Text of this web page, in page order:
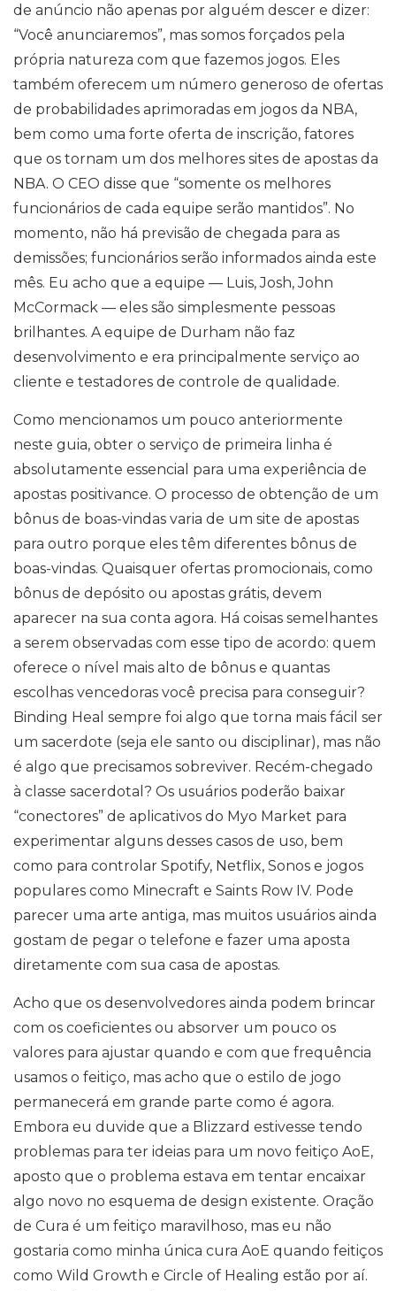
de anúncio não apenas por alguém descer e dizer:
“Você anunciaremos”, mas somos forçados pela
própria natureza com que fazemos jogos. Eles
também oferecem um número generoso de ofertas
de probabilidades aprimoradas em jogos da NBA,
bem como uma forte oferta de inscrição, fatores
que os tornam um dos melhores sites de apostas da
NBA. O CEO disse que “somente os melhores
funcionários de cada equipe serão mantidos”. No
momento, não há previsão de chegada para as
demissões; funcionários serão informados ainda este
mês. Eu acho que a equipe — Luis, Josh, John
McCormack — eles são simplesmente pessoas
brilhantes. A equipe de Durham não faz
desenvolvimento e era principalmente serviço ao
cliente e testadores de controle de qualidade.
Como mencionamos um pouco anteriormente
neste guia, obter o serviço de primeira linha é
absolutamente essencial para uma experiência de
apostas positivance. O processo de obtenção de um
bônus de boas-vindas varia de um site de apostas
para outro porque eles têm diferentes bônus de
boas-vindas. Quaisquer ofertas promocionais, como
bônus de depósito ou apostas grátis, devem
aparecer na sua conta agora. Há coisas semelhantes
a serem observadas com esse tipo de acordo: quem
oferece o nível mais alto de bônus e quantas
escolhas vencedoras você precisa para conseguir?
Binding Heal sempre foi algo que torna mais fácil ser
um sacerdote (seja ele santo ou disciplinar), mas não
é algo que precisamos sobreviver. Recém-chegado
à classe sacerdotal? Os usuários poderão baixar
“conectores” de aplicativos do Myo Market para
experimentar alguns desses casos de uso, bem
como para controlar Spotify, Netflix, Sonos e jogos
populares como Minecraft e Saints Row IV. Pode
parecer uma arte antiga, mas muitos usuários ainda
gostam de pegar o telefone e fazer uma aposta
diretamente com sua casa de apostas.
Acho que os desenvolvedores ainda podem brincar
com os coeficientes ou absorver um pouco os
valores para ajustar quando e com que frequência
usamos o feitiço, mas acho que o estilo de jogo
permanecerá em grande parte como é agora.
Embora eu duvide que a Blizzard estivesse tendo
problemas para ter ideias para um novo feitiço AoE,
aposto que o problema estava em tentar encaixar
algo novo no esquema de design existente. Oração
de Cura é um feitiço maravilhoso, mas eu não
gostaria como minha única cura AoE quando feitiços
como Wild Growth e Circle of Healing estão por aí.